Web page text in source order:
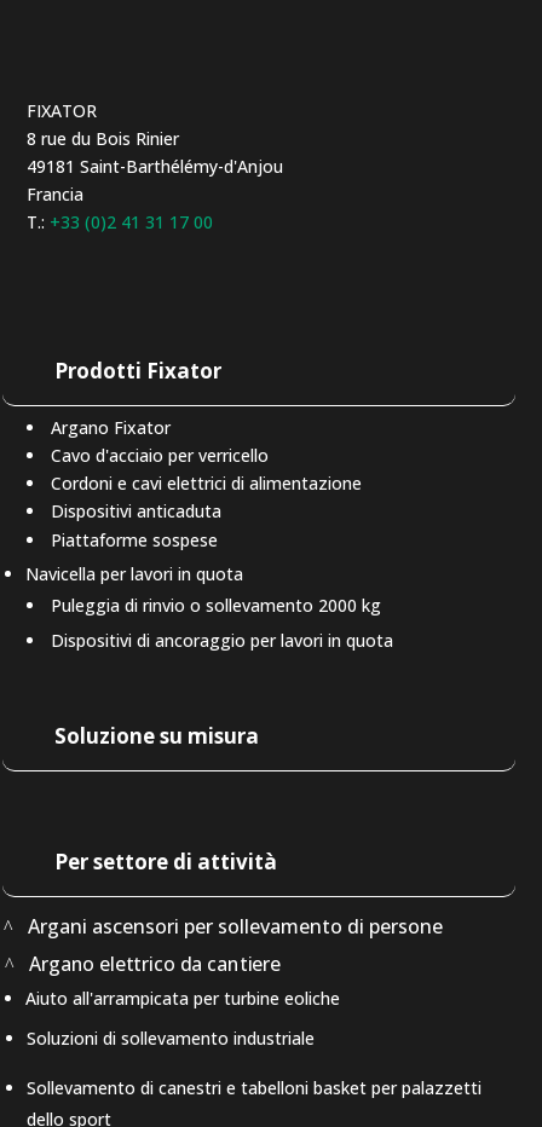
FIXATOR
8 rue du Bois Rinier
49181 Saint-Barthélémy-d'Anjou
Francia
T.: +33 (0)2 41 31 17 00
Prodotti Fixator
Argano Fixator
Cavo d'acciaio per verricello
Cordoni e cavi elettrici di alimentazione
Dispositivi anticaduta
Piattaforme sospese
Navicella per lavori in quota
Puleggia di rinvio o sollevamento 2000 kg
Dispositivi di ancoraggio per lavori in quota
Soluzione su misura
Per settore di attività
Argani ascensori per sollevamento di persone
Argano elettrico da cantiere
Aiuto all'arrampicata per turbine eoliche
Soluzioni di sollevamento industriale
Sollevamento di canestri e tabelloni basket per palazzetti
dello sport